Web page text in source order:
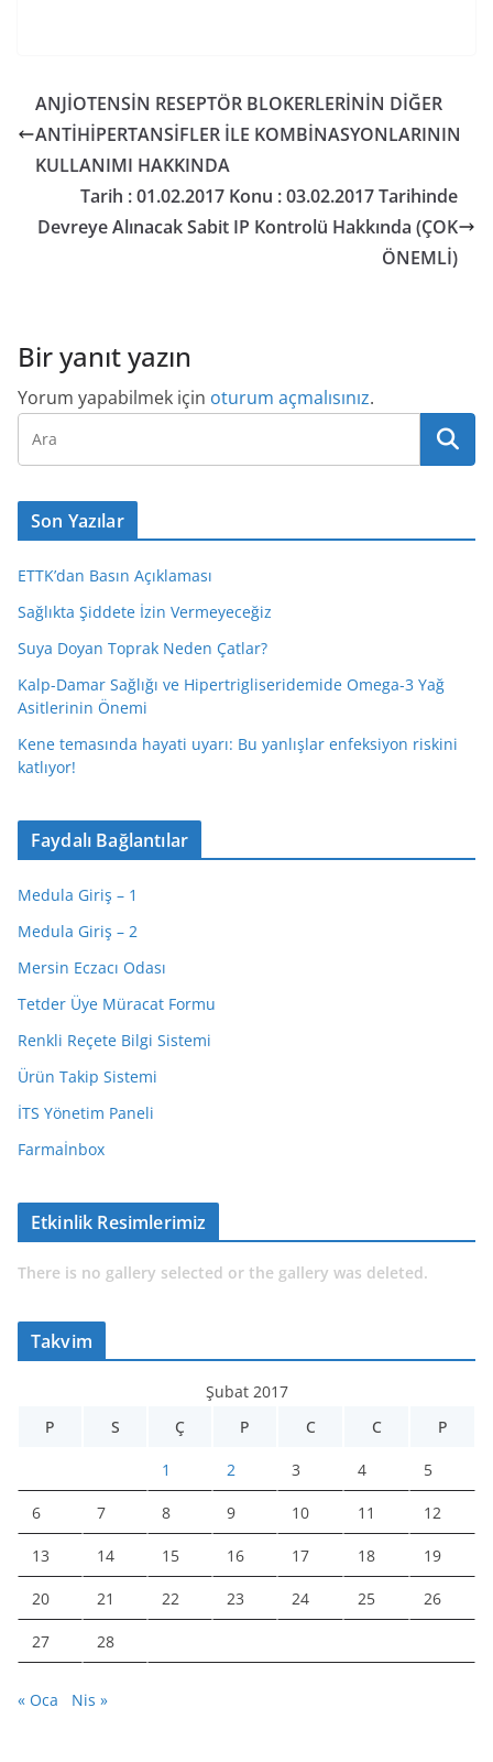
ANJİOTENSİN RESEPTÖR BLOKERLERİNİN DİĞER
ANTİHİPERTANSİFLER İLE KOMBİNASYONLARININ
KULLANIMI HAKKINDA
Tarih : 01.02.2017 Konu : 03.02.2017 Tarihinde
Devreye Alınacak Sabit IP Kontrolü Hakkında (ÇOK
ÖNEMLİ)
Bir yanıt yazın
Yorum yapabilmek için oturum açmalısınız.
Son Yazılar
ETTK’dan Basın Açıklaması
Sağlıkta Şiddete İzin Vermeyeceğiz
Suya Doyan Toprak Neden Çatlar?
Kalp-Damar Sağlığı ve Hipertrigliseridemide Omega-3 Yağ
Asitlerinin Önemi
Kene temasında hayati uyarı: Bu yanlışlar enfeksiyon riskini
katlıyor!
Faydalı Bağlantılar
Medula Giriş – 1
Medula Giriş – 2
Mersin Eczacı Odası
Tetder Üye Müracat Formu
Renkli Reçete Bilgi Sistemi
Ürün Takip Sistemi
İTS Yönetim Paneli
Farmaİnbox
Etkinlik Resimlerimiz
There is no gallery selected or the gallery was deleted.
Takvim
Şubat 2017
P
S Ç P C C P
1 2 3 4 5
6 7 8 9 10 11 12
13 14 15 16 17 18 19
20 21 22 23 24 25 26
27 28
« Oca Nis »